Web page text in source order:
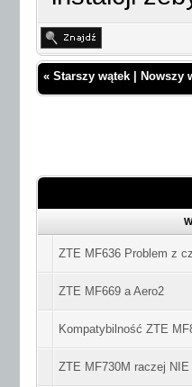
« Starszy wątek Nowszy
ZTE MF636 Problem z
ZTE MF669 a Aero2
Kompatybilność ZTE
ZTE MF730M raczej NIE